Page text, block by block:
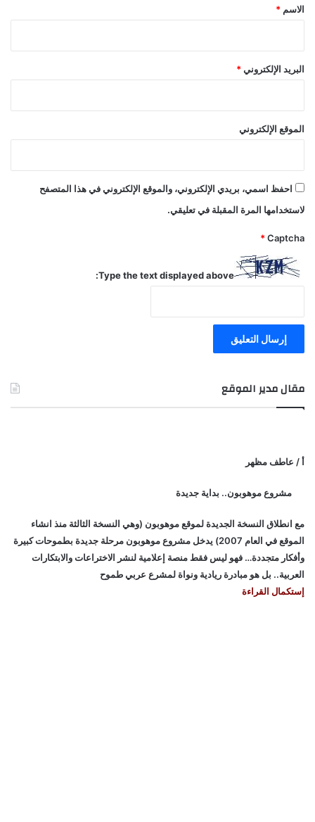
*
الاسم *
البريد الإلكتروني *
الموقع الإلكتروني
احفظ اسمي، بريدي الإلكتروني، والموقع الإلكتروني في هذا المتصفح
لاستخدامها المرة المقبلة في تعليقي.
Captcha
*
Type the text displayed above:
مقال مدير الموقع
أ / عاطف مظهر
مشروع موهوبون.. بداية جديدة
مع انطلاق النسخة الجديدة لموقع موهوبون (وهي النسخة الثالثة منذ انشاء
الموقع في العام 2007) يدخل مشروع موهوبون مرحلة جديدة بطموحات كبيرة
وأفكار متجددة… فهو ليس فقط منصة إعلامية لنشر الاختراعات والابتكارات
العربية.. بل هو مبادرة ريادية ونواة لمشرع عربي طموح
إستكمال القراءة